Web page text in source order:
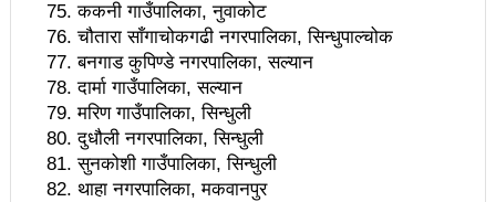
हुनुपर्दछः प्रधानमन्त्री
बेलकोटगढीमा गुनासो सुन्न कल सेन्टर
केरुङ्गा खोलाको सीमाङ्कन सुरु, संरक्षण र पर्यटकीय पूर्वाधार
निर्माणको कामलाई अघि बढाइने
भरतपुर महानगरपालिकाको १३ औँ नगरसभा सम्पन्न
ककनी गाउँपालिका, नुवाकोट
चौतारा साँगाचोकगढी नगरपालिका, सिन्धुपाल्चोक
बनगाड कुपिण्डे नगरपालिका, सल्यान
दार्मा गाउँपालिका, सल्यान
मरिण गाउँपालिका, सिन्धुली
दुधौली नगरपालिका, सिन्धुली
सुनकोशी गाउँपालिका, सिन्धुली
थाहा नगरपालिका, मकवानपुर